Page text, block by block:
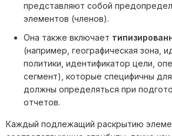
представляют собой
элементов (членов).
Она также включает
(например, географическая зона,
политики, идентификатор цели,
сегмент), которые специфичны для
должны определяться при
отчетов.
Каждый подлежащий раскрытию